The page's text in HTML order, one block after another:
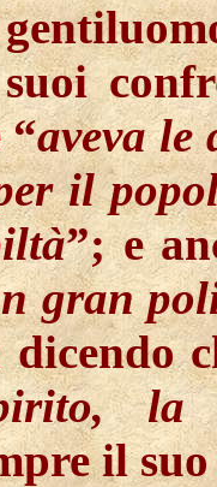
“aveva
il
”; e
gran
la
il